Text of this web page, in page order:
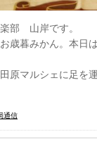
部 山岸です。
歳暮みかん。本日
原マルシェに足を
通信